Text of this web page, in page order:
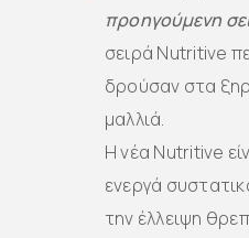
προηγούμενη
σειρά Nutritive
δρούσαν στα
μαλλιά.
Η νέα Nutritive
ενεργά
την έλλειψη